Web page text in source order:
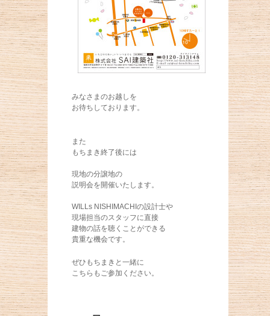
みなさまのお越しを
お待ちしております。
また
もちまき終了後には
現地の分譲地の
説明会を開催いたします。
WILLs NISHIMACHIの設計士や
現場担当のスタッフに直接
建物の話を聴くことができる
貴重な機会です。
ぜひもちまきと一緒に
こちらもご参加ください。